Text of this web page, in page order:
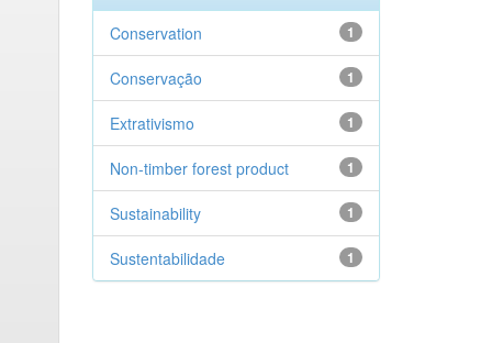
1
Conservation
1
Conservação
1
Extrativismo
1
Non-timber forest product
1
Sustainability
1
Sustentabilidade